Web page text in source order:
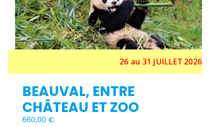
26 au 31 JUILLET 2026
BEAUVAL, ENTRE
CHÂTEAU ET ZOO
660,00 €